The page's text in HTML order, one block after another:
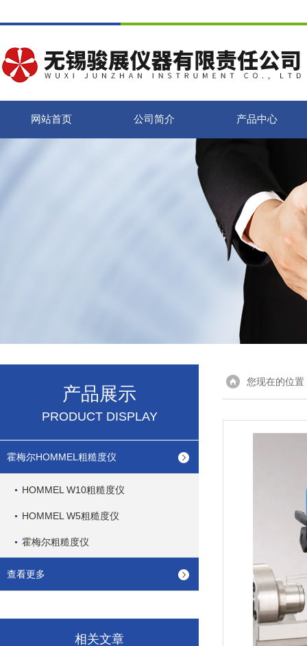
网站首页 公司简介 产品中心
产品展示
PRODUCT DISPLAY
霍梅尔HOMMEL粗糙度仪
HOMMEL W10粗糙度仪
HOMMEL W5粗糙度仪
霍梅尔粗糙度仪
查看更多
相关文章
您现在的位置